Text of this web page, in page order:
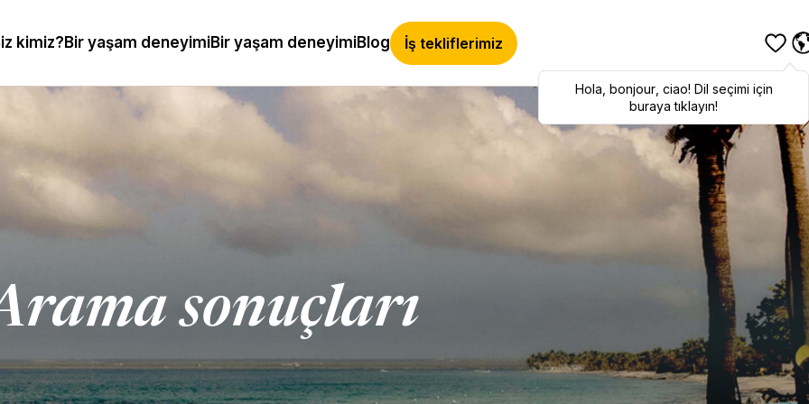
kimiz? Bir yaşam deneyimiBir yaşam deneyimiBlog İş tekliflerimiz
Hola,bonjour,ciao! To switch
languages, click here!
Hola bonjour, ciao! Dil seçimi için
buraya tıklayın!
sonuçları